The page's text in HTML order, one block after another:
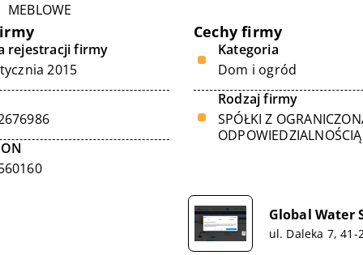
MEBLOWE
rejestracji firmy
2015
Cechy firmy
Kategoria
Dom i ogród
Rodzaj firmy
SPÓŁKI Z
ODPOWIEDZIALNOŚCIĄ
Global Water
ul. Daleka 7, 41-